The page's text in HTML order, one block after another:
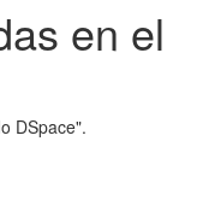
en el
DSpace".